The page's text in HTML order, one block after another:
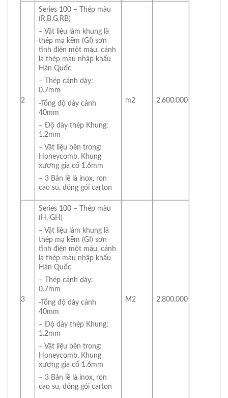
2
Series 100 – Thép màu
(R,B,G,RB)
– Vật liệu làm khung là
thép mạ kẽm (GI) sơn
tĩnh điện một màu, cánh
là thép màu nhập khẩu
Hàn Quốc
– Thép cánh dày:
0.7mm
-Tổng độ dày cánh
40mm
– Độ dày thép Khung:
1.2mm
– Vật liệu bên trong:
Honeycomb, Khung
xương gia cố 1.6mm
– 3 Bản lề lá inox, ron
cao su, đóng gói carton
m2 2.600.000
3
Series 100 – Thép màu
(H, GH)
– Vật liệu làm khung là
thép mạ kẽm (GI) sơn
tĩnh điện một màu, cánh
là thép màu nhập khẩu
Hàn Quốc
– Thép cánh dày:
0.7mm
-Tổng độ dày cánh
40mm
– Độ dày thép Khung:
1.2mm
– Vật liệu bên trong:
Honeycomb, Khung
xương gia cố 1.6mm
– 3 Bản lề lá inox, ron
cao su, đóng gói carton
M2 2.800.000